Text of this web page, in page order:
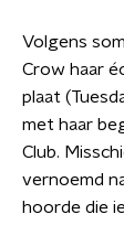
Volgens
Crow haar
plaat
met haar
Club.
vernoemd
hoorde die